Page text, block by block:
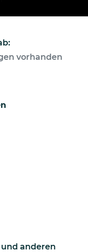
vorhanden
anderen